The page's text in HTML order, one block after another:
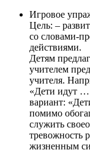
Игровое
Цель: –
со словами-
действиями.
Детям
учителем
учителя.
«Дети идут …
вариант:
помимо
служить
тревожность
жизненным